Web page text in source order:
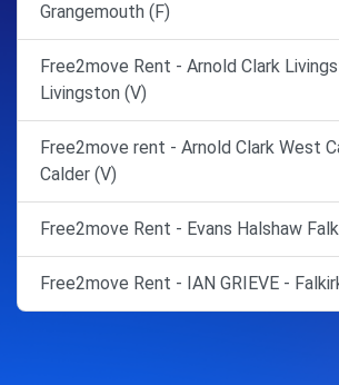
Grangemouth (F)
Free2move Rent - Arnold Clark
Livingston (V)
Free2move rent - Arnold Clark West
Calder (V)
Free2move Rent - Evans Halshaw
Free2move Rent - IAN GRIEVE -